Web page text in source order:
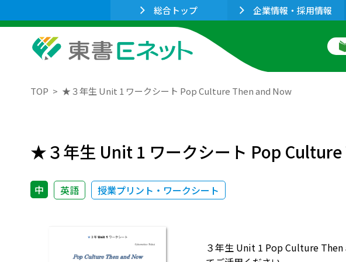
総合トップ 企業情報・採用情報
TOP ★３年生 Unit 1 ワークシート Pop Culture Then and Now
★３年生 Unit 1 ワークシート Pop
中 英語 授業プリント・ワークシート
３年生 Unit 1 Pop Culture Then